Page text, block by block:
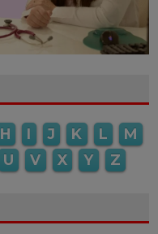
H I J K L
M
U V X Y Z